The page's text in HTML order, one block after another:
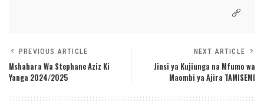
PREVIOUS ARTICLE
Mshahara Wa Stephane Aziz Ki
Yanga 2024/2025
NEXT ARTICLE
Jinsi ya Kujiunga na Mfumo wa
Maombi ya Ajira TAMISEMI